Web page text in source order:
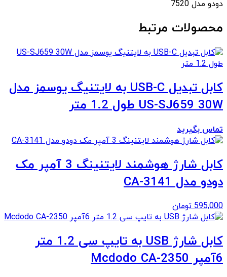
دودو مدل 7520
محصولات مرتبط
کابل تبدیل USB-C به لایتنیگ یوسمز مدل
US-SJ659 30W طول 1.2 متر
تماس بگیرید
کابل شارژ هوشمند لایتنینگ 3 آمپر مک
دودو مدل CA-3141
595,000 تومان
کابل شارژ USB به تایپ سی 1.2 متر
6آمپر Mcdodo CA-2350